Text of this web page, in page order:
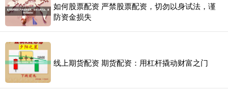
如何股票配资 严禁股票配资，切勿以身试法，谨
防资金损失
线上期货配资 期货配资：用杠杆撬动财富之门